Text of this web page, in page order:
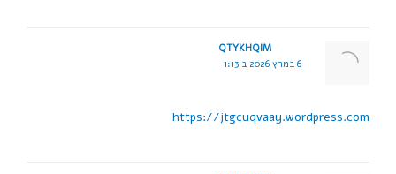
QTYKHQIM
6 במרץ 2026 ב 1:13
https://jtgcuqvaay.wordpress.com